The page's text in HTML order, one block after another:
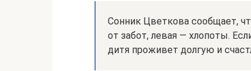
Сонник Цветкова сообщает,
от забот, левая — хлопоты.
дитя проживет долгую и